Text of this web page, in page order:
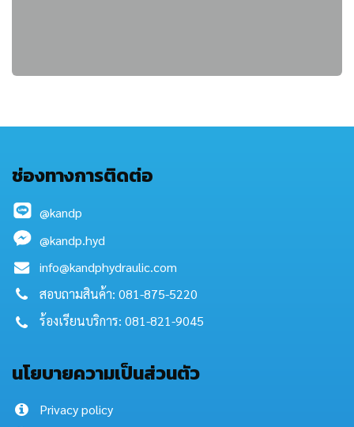
ช่องทางการติดต่อ
@kandp
@kandp.hyd
info@kandphydraulic.com
สอบถามสินค้า: 081-875-5220
ร้องเรียนบริการ: 081-821-9045
นโยบายความเป็นส่วนตัว
Privacy policy